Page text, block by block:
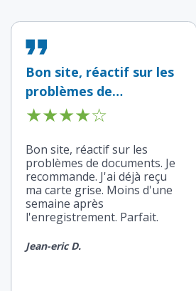
Bon site, réactif sur les
problèmes de…
★★★★☆
Bon site, réactif sur les
problèmes de documents. Je
recommande. J'ai déjà reçu
ma carte grise. Moins d'une
semaine après
l'enregistrement. Parfait.
Jean-eric D.